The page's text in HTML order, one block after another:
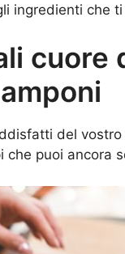
ingredienti che
cuore
del
che puoi ancora